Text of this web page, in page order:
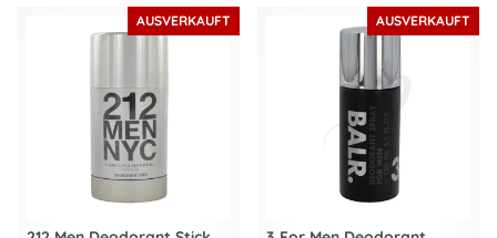
AUSVERKAUFT AUSVERKAUFT